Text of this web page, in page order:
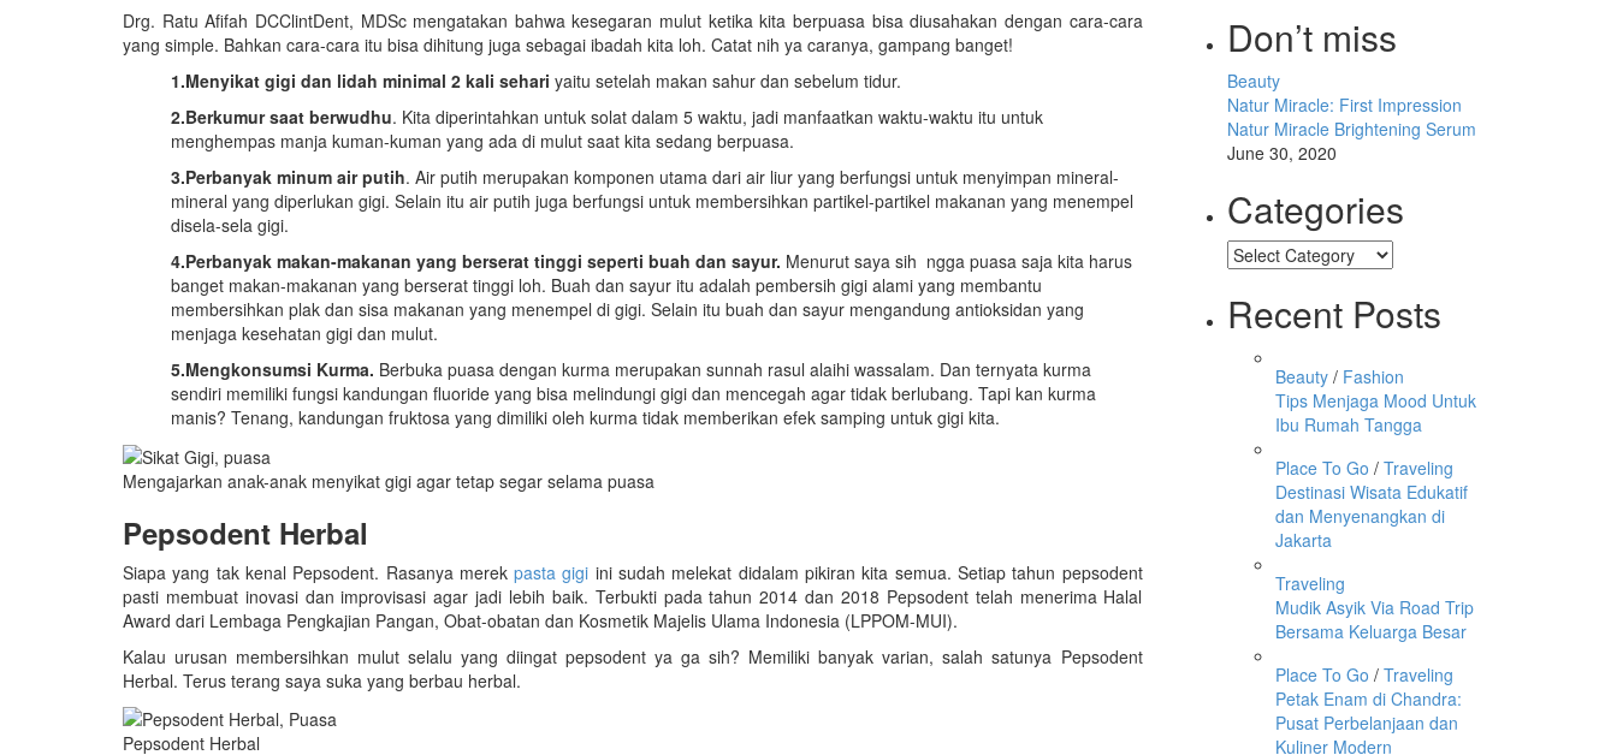
Drg. Ratu Afifah DCClintDent, MDSc mengatakan bahwa kesegaran mulut ketika kita berpuasa bisa diusahakan dengan cara-cara
yang simple. Bahkan cara-cara itu bisa dihitung juga sebagai ibadah kita loh. Catat nih ya caranya, gampang banget!
1.Menyikat gigi dan lidah minimal 2 kali sehari yaitu setelah makan sahur dan sebelum tidur.
2.Berkumur saat berwudhu. Kita diperintahkan untuk solat dalam 5 waktu, jadi manfaatkan waktu-waktu itu untuk
menghempas manja kuman-kuman yang ada di mulut saat kita sedang berpuasa.
3.Perbanyak minum air putih. Air putih merupakan komponen utama dari air liur yang berfungsi untuk menyimpan mineral-
mineral yang diperlukan gigi. Selain itu air putih juga berfungsi untuk membersihkan partikel-partikel makanan yang menempel
disela-sela gigi.
4.Perbanyak makan-makanan yang berserat tinggi seperti buah dan sayur. Menurut saya sih ngga puasa saja kita harus
banget makan-makanan yang berserat tinggi loh. Buah dan sayur itu adalah pembersih gigi alami yang membantu
membersihkan plak dan sisa makanan yang menempel di gigi. Selain itu buah dan sayur mengandung antioksidan yang
menjaga kesehatan gigi dan mulut.
5.Mengkonsumsi Kurma. Berbuka puasa dengan kurma merupakan sunnah rasul alaihi wassalam. Dan ternyata kurma
sendiri memiliki fungsi kandungan fluoride yang bisa melindungi gigi dan mencegah agar tidak berlubang. Tapi kan kurma
manis? Tenang, kandungan fruktosa yang dimiliki oleh kurma tidak memberikan efek samping untuk gigi kita.
Mengajarkan anak-anak menyikat gigi agar tetap segar selama puasa
Pepsodent Herbal
Siapa yang tak kenal Pepsodent. Rasanya merekpasta gigi ini sudah melekat didalam pikiran kita semua. Setiap tahun pepsodent
pasti membuat inovasi dan improvisasi agar jadi lebih baik. Terbukti pada tahun 2014 dan 2018 Pepsodent telah menerima Halal
Award dari Lembaga Pengkajian Pangan, Obat-obatan dan Kosmetik Majelis Ulama Indonesia (LPPOM-MUI).
Kalau urusan membersihkan mulut selalu yang diingat pepsodent ya ga sih? Memiliki banyak varian, salah satunya Pepsodent
Herbal. Terus terang saya suka yang berbau herbal.
Pepsodent Herbal
Don’t miss
Beauty
Natur Miracle: First Impression
Natur Miracle Brightening Serum
June 30, 2020
Categories
Categories
Recent Posts
Beauty/ Fashion
Tips Menjaga Mood Untuk
Ibu Rumah Tangga
Place To Go / Traveling
Destinasi Wisata Edukatif
dan Menyenangkan di
Jakarta
Traveling
Mudik Asyik Via Road Trip
Bersama Keluarga Besar
Place To Go / Traveling
Petak Enam di Chandra:
Pusat Perbelanjaan dan
Kuliner Modern